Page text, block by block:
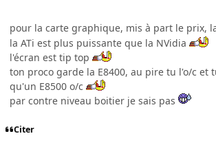
pour la carte graphique, mis à part le prix,
la ATi est plus puissante que la NVidia
l'écran est tip top
ton proco garde la E8400, au pire tu l'o/c et
qu'un E8500 o/c
par contre niveau boitier je sais pas
Citer